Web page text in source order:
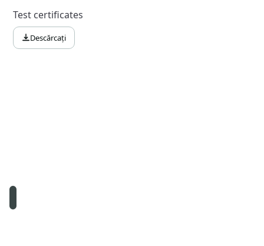
Test certificates
Descărcați